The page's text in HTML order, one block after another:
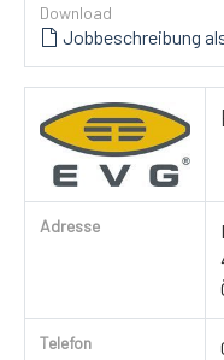
Download
Jobbeschreibung
Adresse
Telefon